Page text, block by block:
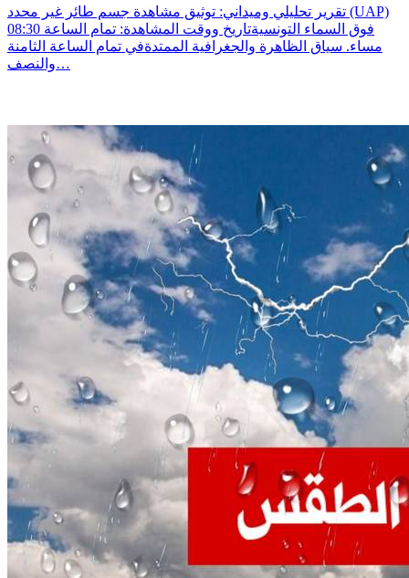
تقرير تحليلي وميداني: توثيق مشاهدة جسم طائر غير محدد (UAP)
فوق السماء التونسيةتاريخ ووقت المشاهدة: تمام الساعة 08:30
مساء. سياق الظاهرة والجغرافية الممتدةفي تمام الساعة الثامنة
والنصف…